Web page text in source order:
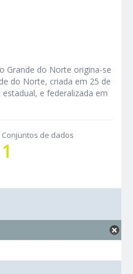
Grande do Norte origina-se
do Norte, criada em 25 de
e federalizada em
Conjuntos de dados
1